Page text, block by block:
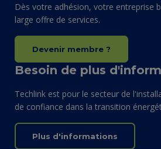
Dès votre adhésion, votre entreprise
large offre de services.
Devenir membre ?
Besoin de plus
Techlink est pour le secteur de
de confiance dans la transition
Plus d'informations